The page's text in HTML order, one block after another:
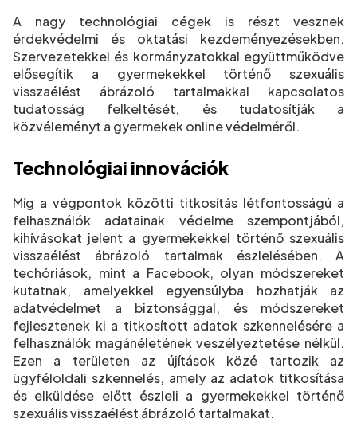
A nagy technológiai cégek is részt vesznek
érdekvédelmi és oktatási kezdeményezésekben.
Szervezetekkel és kormányzatokkal együttműködve
elősegítik a gyermekekkel történő szexuális
visszaélést ábrázoló tartalmakkal kapcsolatos
tudatosság felkeltését, és tudatosítják a
közvéleményt a gyermekek online védelméről.
Technológiai innovációk
Míg a végpontok közötti titkosítás létfontosságú a
felhasználók adatainak védelme szempontjából,
kihívásokat jelent a gyermekekkel történő szexuális
visszaélést ábrázoló tartalmak észlelésében. A
techóriások, mint a Facebook, olyan módszereket
kutatnak, amelyekkel egyensúlyba hozhatják az
adatvédelmet a biztonsággal, és módszereket
fejlesztenek ki a titkosított adatok szkennelésére a
felhasználók magánéletének veszélyeztetése nélkül.
Ezen a területen az újítások közé tartozik az
ügyféloldali szkennelés, amely az adatok titkosítása
és elküldése előtt észleli a gyermekekkel történő
szexuális visszaélést ábrázoló tartalmakat.